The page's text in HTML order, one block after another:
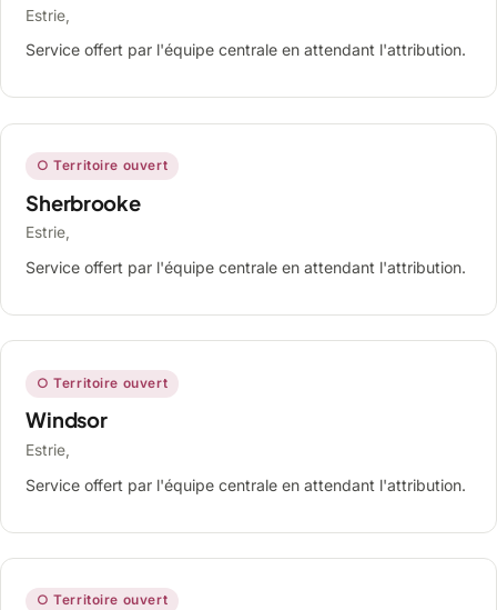
Estrie,
Service offert par l'équipe centrale en attendant l'attribution.
○ Territoire ouvert
Sherbrooke
Estrie,
Service offert par l'équipe centrale en attendant l'attribution.
○ Territoire ouvert
Windsor
Estrie,
Service offert par l'équipe centrale en attendant l'attribution.
○ Territoire ouvert